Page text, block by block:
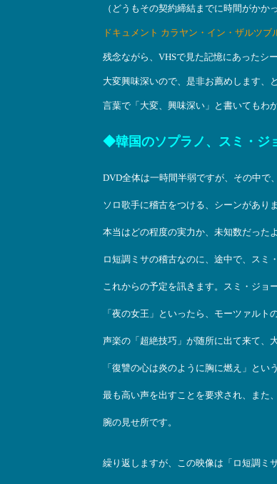
（どうもその契約締結までに時間がかか
ドキュメント カラヤン・イン・ザルツブ
残念ながら、VHSで見た記憶にあったシ
大変興味深いので、是非お薦めします、
言葉で「大変、興味深い」と書いてもわ
◆韓国のソプラノ、スミ・ジ
DVD全体は一時間半弱ですが、その中で
ソロ歌手に稽古をつける、シーンがあり
本当はどの程度の実力か、未知数だった
ロ短調ミサの稽古なのに、途中で、スミ
これからの予定を訊きます。スミ・ジョ
「夜の女王」といったら、モーツァルト
声楽の「超絶技巧」が随所に出て来て、
「復讐の心は炎のように胸に燃え」とい
最も高い声を出すことを要求され、また
腕の見せ所です。
繰り返しますが、この映像は「ロ短調ミ